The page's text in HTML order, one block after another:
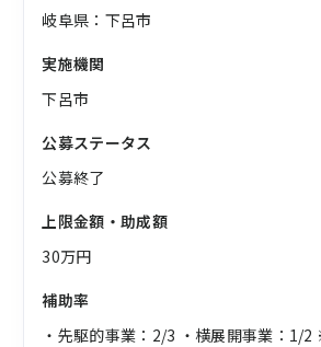
岐阜県：下呂市
実施機関
下呂市
公募ステータス
公募終了
上限金額・助成額
30万円
補助率
・先駆的事業：2/3 ・横展開事業：1/